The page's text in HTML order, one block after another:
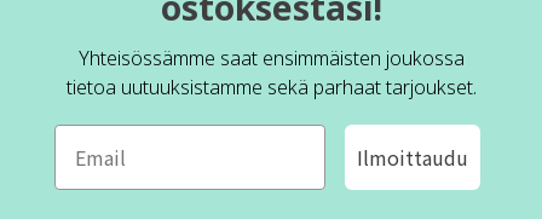
Yhteisössämme saat ensimmäisten joukossa
tietoa uutuuksistamme sekä parhaat tarjoukset.
Ilmoittaudu